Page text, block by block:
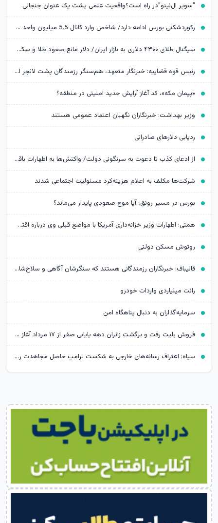
"سوپر ال‌نینو"در راه است؟واقعیت علمی پشت یک عنوان جنجالی
رکوردشکنی بورس ادامه دارد/ شاخص وارد کانال 5.5 میلیون واحد شد
سیگنال طلای ۴۳۰۰ دلاری به بازار ایران/ دلار مانع صعود طلا و سکه می‌شود؟
رئیس قوه قضاییه: خبرنگار متعهد، هم‌سنگر رزمندگان پشت لانچر است
«پیمان مکه»، کد آغاز آرایش جدید امنیتی در منطقه؟
وزیر بهداشت: خبرنگاران نگهبان اعتماد عمومی هستند
ردیابی دلارهای صادراتی
از ادعای کذب تا دعوت به سرنگونی دولت/ واکنش‌ها به اظهارات باقر خرازی‌
شرکت‌ها مکلف به اعلام هزینه‌کرد مسئولیت اجتماعی شدند
بورس در مسیر رونق؛ آیا موج صعودی پایدار می‌ماند؟
همتی: اظهارات وزیر خزانه‌داری آمریکا با مواضع قبلی وی درباره اقتصاد ایران متناقض است
روتوش مسکن دولتی
قالیباف: خبرنگاران رزمندگانی هستند که سنگرشان آگاهی و سلاح‌شان حقیقت است
رانت میلیاردی واردات خودرو
سرمایه‌گذاران به دنبال پناهگاه امن
فروش بلیت رفت و برگشت زائران دهه پایانی صفر از ۱۷ مرداد آغاز می‌شود
سپاه: اعتراف رسانه‌های خارجی به شکست ترامپ حاصل مجاهدت رسانه‌های انقلابی است